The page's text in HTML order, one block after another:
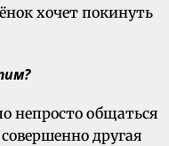
хочет покинуть
непросто общаться
другая